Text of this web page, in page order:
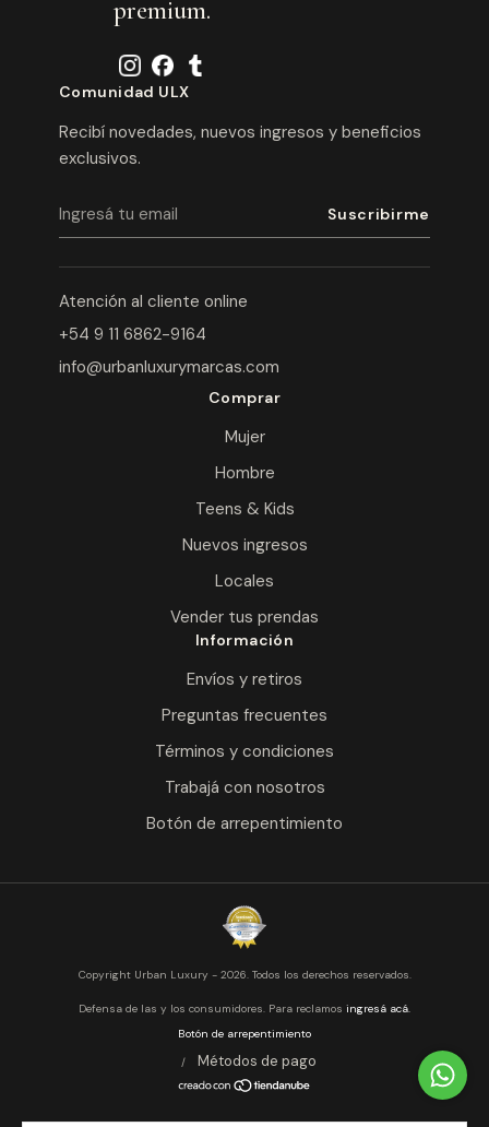
premium.
Comprar
Mujer
Hombre
Teens & Kids
Nuevos ingresos
Locales
Vender tus prendas
Información
Envíos y retiros
Preguntas frecuentes
Términos y condiciones
Trabajá con nosotros
Botón de arrepentimiento
Comunidad ULX
Recibí novedades, nuevos ingresos y beneficios
exclusivos.
Atención al cliente online
+54 9 11 6862-9164
info@urbanluxurymarcas.com
Copyright Urban Luxury - 2026. Todos los derechos reservados.
Defensa de las y los consumidores. Para reclamos ingresá acá.
Botón de arrepentimiento
/
Métodos de pago